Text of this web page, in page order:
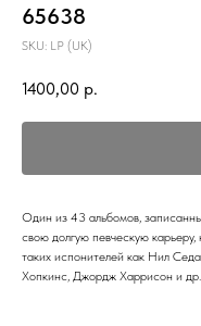
65638
SKU: LP (UK)
1400,00 р.
Один из 43 альбомов,
свою долгую певческую
таких испонителей как Нил
Хопкинс, Джордж Харрисон и др.